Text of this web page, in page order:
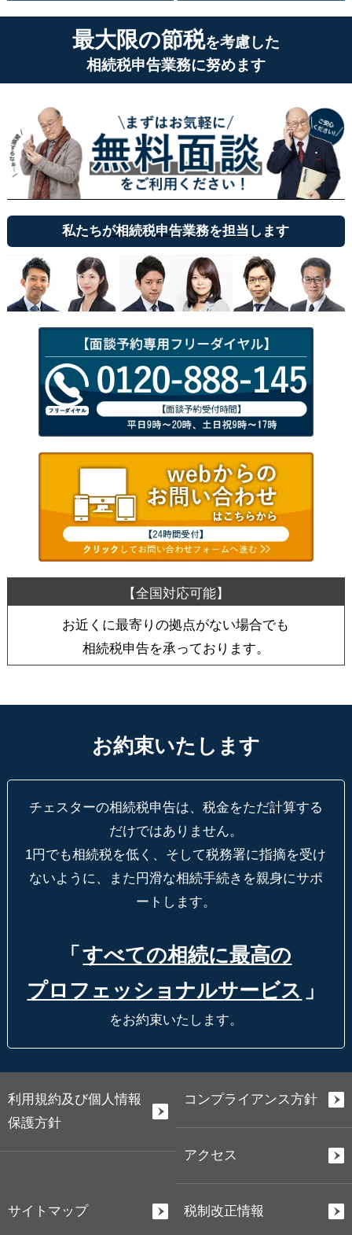
最大限の節税を考慮した
相続税申告業務に努めます
私たちが相続税申告業務を担当します
お近くに最寄りの拠点がない場合でも
相続税申告を承っております。
お約束いたします
チェスターの相続税申告は、税金をただ計算する
だけではありません。
1円でも相続税を低く、そして税務署に指摘を受け
ないように、
また円滑な相続手続きを親身にサポ
ートします。
「 すべての相続に最高の
プロフェッショナルサービス 」
をお約束いたします。
利用規約及び個人情報
保護方針
コンプライアンス方針
アクセス
サイトマップ 税制改正情報